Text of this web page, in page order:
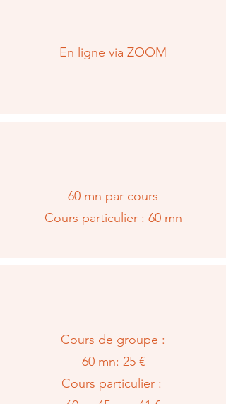
En ligne via ZOOM
60 mn par cours
Cours particulier : 60 mn
Cours de groupe :
60 mn: 25 €
Cours particulier :